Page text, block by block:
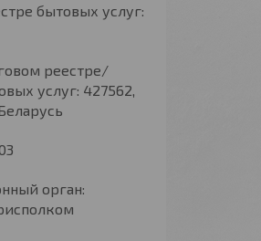
бытовых услуг:
реестре/
услуг: 427562,
орган: